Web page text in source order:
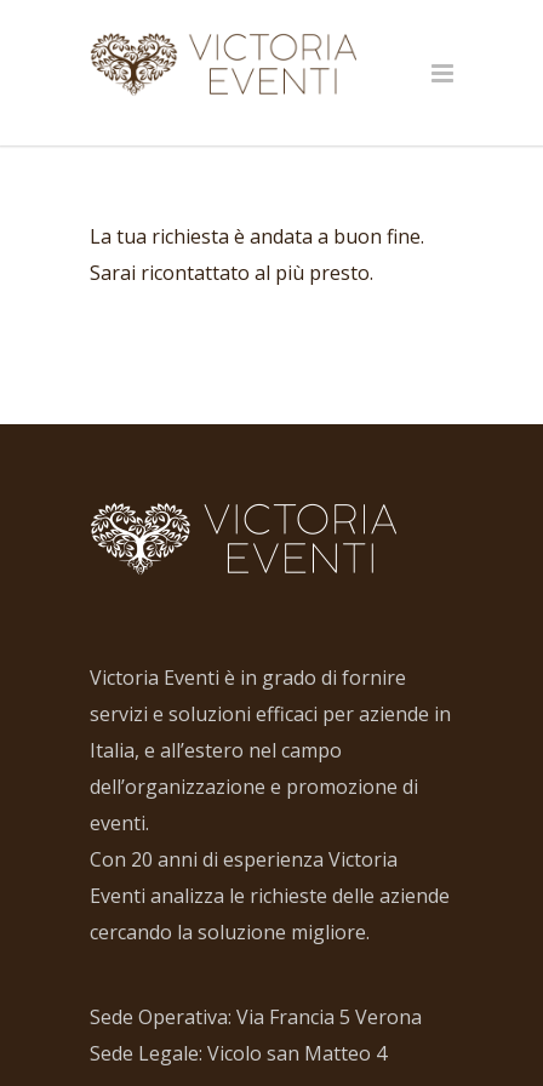
La tua richiesta è andata a buon fine.
Sarai ricontattato al più presto.
Victoria Eventi è in grado di fornire
servizi e soluzioni efficaci per aziende in
Italia, e all’estero nel campo
dell’organizzazione e promozione di
eventi.
Con 20 anni di esperienza Victoria
Eventi analizza le richieste delle aziende
cercando la soluzione migliore.
Sede Operativa: Via Francia 5 Verona
Sede Legale: Vicolo san Matteo 4